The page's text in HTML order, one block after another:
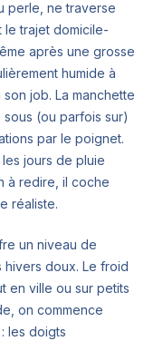
perle, ne traverse
le trajet domicile-
après une grosse
humide à
job. La manchette
(ou parfois sur)
par le poignet.
jours de pluie
à redire, il coche
réaliste.
un niveau de
hivers doux. Le froid
en ville ou sur petits
on commence
les doigts